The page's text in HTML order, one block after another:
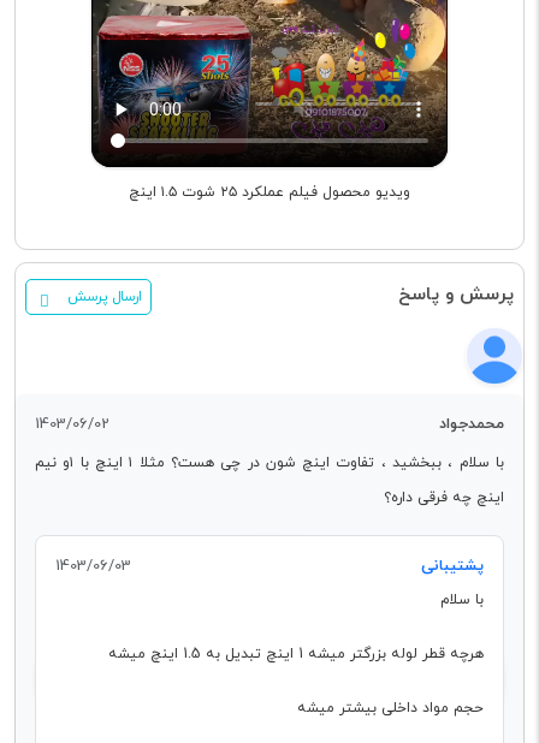
ویدیو محصول فیلم عملکرد ۲۵ شوت ۱.۵ اینچ
پرسش و پاسخ ارسال پرسش
محمدجواد 1403/06/02
با سلام ، ببخشید ، تفاوت اینچ شون در چی هست؟ مثلا ۱ اینچ با ۱و نیم
اینچ چه فرقی داره؟
پشتیبانی 1403/06/03
با سلام
هرچه قطر لوله بزرگتر میشه 1 اینچ تبدیل به 1.5 اینچ میشه
حجم مواد داخلی بیشتر میشه